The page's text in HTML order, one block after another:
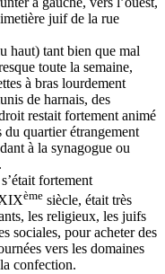
juif de la rue
haut) tant bien que mal
toute la semaine,
à bras lourdement
de harnais, des
restait fortement animé
du quartier étrangement
à la synagogue ou
fortement
ème siècle, était très
les religieux, les juifs
sociales, pour acheter des
vers les domaines
confection.